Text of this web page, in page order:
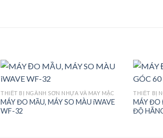
Add to
THIẾT BỊ NGÀNH SƠN NHỰA VÀ MAY MẶC
MÁY ĐO MẦU, MÁY SO MÀU iWAVE
WF-32
THIẾT BỊ
MÁY ĐO
ĐỘ